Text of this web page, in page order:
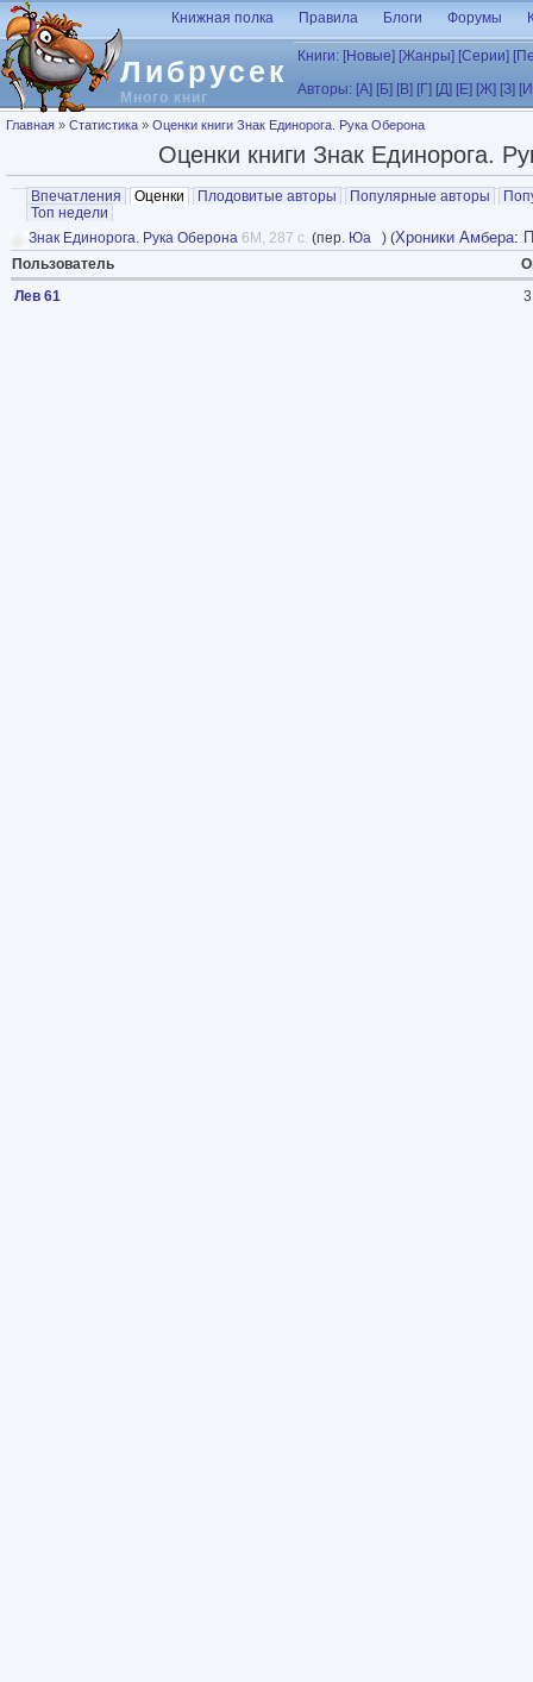
Перейти к основному содержанию
Либрусек
Много книг
Книжная полка Правила Блоги Форумы
Книги: [Новые] [Жанры] [Серии]
Авторы: [А] [Б] [В] [Г] [Д] [Е] [Ж] [З]
Вы здесь
Главная » Статистика » Оценки книги Знак Единорога. Рука Оберона
Оценки книги Знак Единорога.
Главные вкладки
Впечатления Оценки (активная вкладка)
Плодовитые авторы Популярные авторы
Топ недели
Знак Единорога. Рука Оберона 6M, 287 с. (пер. Юа ) (Хроники Амбера:
Пользователь
Лев 61
3